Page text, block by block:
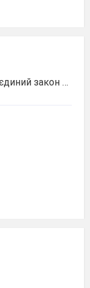
закон …